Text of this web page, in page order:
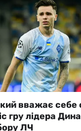
вважає себе
гру лідера
ЛЧ